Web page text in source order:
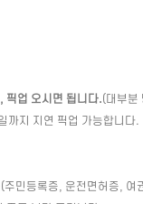
픽업 오시면 됩니다.(대부분
까지 지연 픽업 가능합니다.
민등록증, 운전면허증, 여